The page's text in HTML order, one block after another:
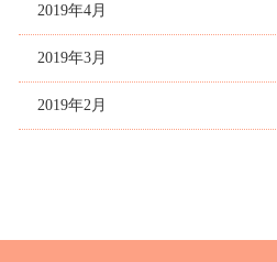
2019年4月
2019年3月
2019年2月